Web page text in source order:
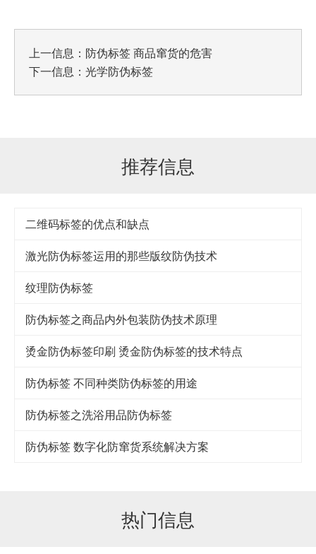
上一信息： 防伪标签 商品窜货的危害
下一信息： 光学防伪标签
推荐信息
二维码标签的优点和缺点
激光防伪标签运用的那些版纹防伪技术
纹理防伪标签
防伪标签之商品内外包装防伪技术原理
烫金防伪标签印刷 烫金防伪标签的技术特点
防伪标签 不同种类防伪标签的用途
防伪标签之洗浴用品防伪标签
防伪标签 数字化防窜货系统解决方案
热门信息